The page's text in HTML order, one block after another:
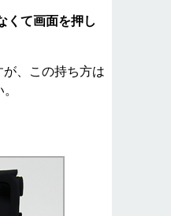
て画面を押し
が、この持ち方は